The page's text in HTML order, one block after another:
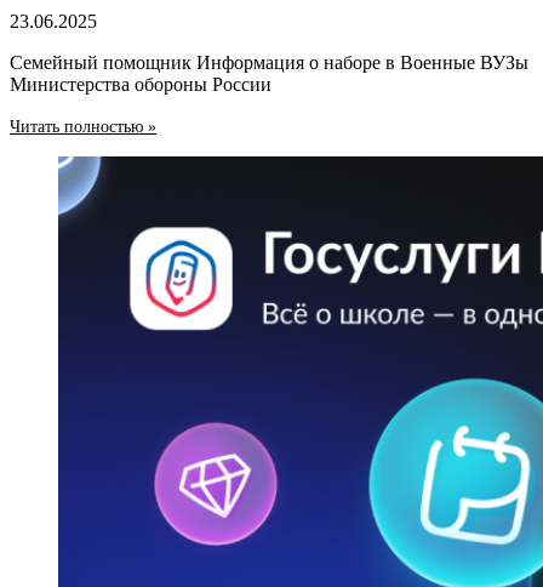
23.06.2025
Семейный помощник Информация о наборе в Военные ВУЗы
Министерства обороны России
Читать полностью »